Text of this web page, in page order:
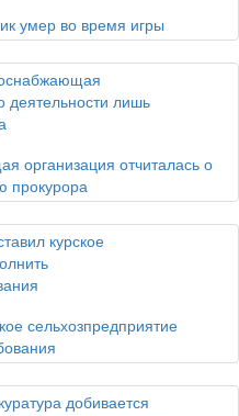
умер во время игры
организация отчиталась о
прокурора
сельхозпредприятие